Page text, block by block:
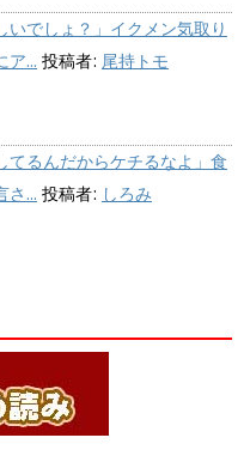
いでしょ？」イクメン気取り
ア... 投稿者: 尾持トモ
てるんだからケチるなよ」食
さ... 投稿者: しろみ